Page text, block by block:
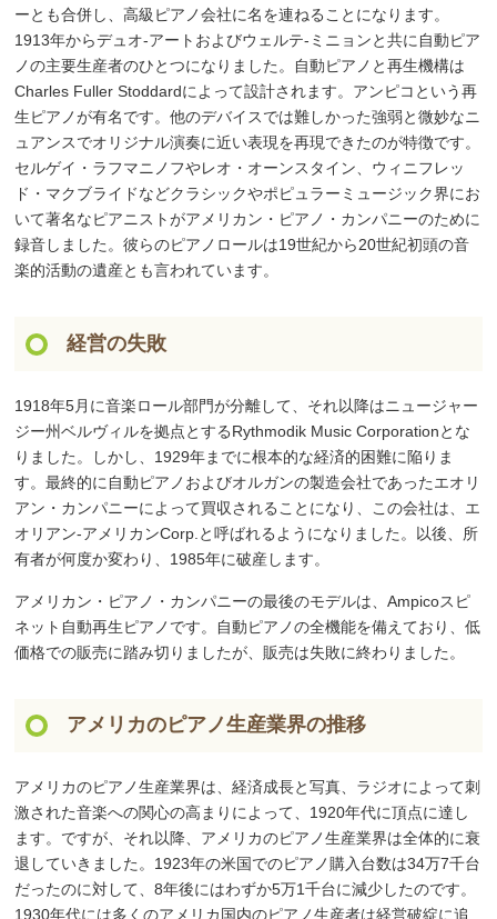
ーとも合併し、高級ピアノ会社に名を連ねることになります。
1913年からデュオ-アートおよびウェルテ-ミニョンと共に自動ピア
ノの主要生産者のひとつになりました。自動ピアノと再生機構は
Charles Fuller Stoddardによって設計されます。アンピコという再
生ピアノが有名です。他のデバイスでは難しかった強弱と微妙なニ
ュアンスでオリジナル演奏に近い表現を再現できたのが特徴です。
セルゲイ・ラフマニノフやレオ・オーンスタイン、ウィニフレッ
ド・マクブライドなどクラシックやポピュラーミュージック界にお
いて著名なピアニストがアメリカン・ピアノ・カンパニーのために
録音しました。彼らのピアノロールは19世紀から20世紀初頭の音
楽的活動の遺産とも言われています。
経営の失敗
1918年5月に音楽ロール部門が分離して、それ以降はニュージャー
ジー州ベルヴィルを拠点とするRythmodik Music Corporationとな
りました。しかし、1929年までに根本的な経済的困難に陥りま
す。最終的に自動ピアノおよびオルガンの製造会社であったエオリ
アン・カンパニーによって買収されることになり、この会社は、エ
オリアン-アメリカンCorp.と呼ばれるようになりました。以後、所
有者が何度か変わり、1985年に破産します。
アメリカン・ピアノ・カンパニーの最後のモデルは、Ampicoスピ
ネット自動再生ピアノです。自動ピアノの全機能を備えており、低
価格での販売に踏み切りましたが、販売は失敗に終わりました。
アメリカのピアノ生産業界の推移
アメリカのピアノ生産業界は、経済成長と写真、ラジオによって刺
激された音楽への関心の高まりによって、1920年代に頂点に達し
ます。ですが、それ以降、アメリカのピアノ生産業界は全体的に衰
退していきました。1923年の米国でのピアノ購入台数は34万7千台
だったのに対して、8年後にはわずか5万1千台に減少したのです。
1930年代には多くのアメリカ国内のピアノ生産者は経営破綻に追